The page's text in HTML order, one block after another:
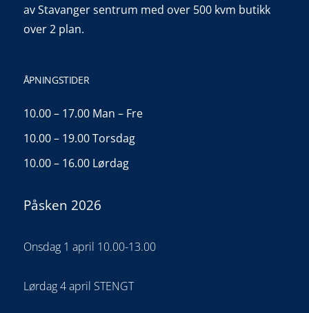
av Stavanger sentrum med over 500 kvm butikk
over 2 plan.
ÅPNINGSTIDER
10.00 – 17.00 Man – Fre
10.00 – 19.00 Torsdag
10.00 – 16.00 Lørdag
Påsken 2026
Onsdag 1 april 10.00-13.00
Lørdag 4 april STENGT